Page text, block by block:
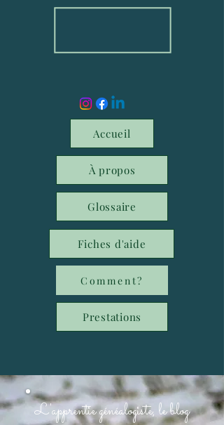
Accueil
À propos
Glossaire
Fiches d'aide
Comment?
Prestations
L'apprentie généalogiste, le blog